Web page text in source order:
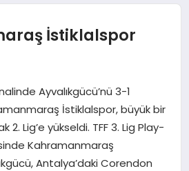
İstiklalspor
Ayvalıkgücü’nü 3-1
İstiklalspor, büyük bir
Lig’e yükseldi. TFF 3. Lig Play-
Kahramanmaraş
Antalya’daki Corendon